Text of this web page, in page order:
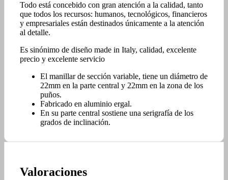
Todo está concebido con gran atención a la calidad, tanto
que todos los recursos: humanos, tecnológicos, financieros
y empresariales están destinados únicamente a la atención
al detalle.
Es sinónimo de diseño made in Italy, calidad, excelente
precio y excelente servicio
El manillar de sección variable, tiene un diámetro de
22mm en la parte central y 22mm en la zona de los
puños.
Fabricado en aluminio ergal.
En su parte central sostiene una serigrafía de los
grados de inclinación.
Valoraciones